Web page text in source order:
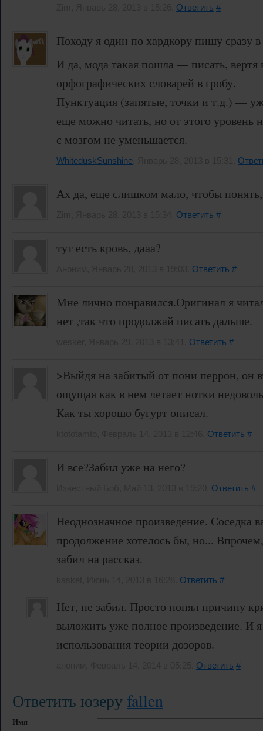
Ответить #
Походу я один по хардкору пишу сразу
И да, мода такая пошла — писать, вертя
орфографических словарей в гробу.
Пунктуация (запятые, точки и т.д.) —
еще можно читать, но от этого уровень
с мозгом не уменьшается.
WhiteduskSunshine
Ах да, еще слишком мало, чтобы
Ответить #
тут есть кровь, дааа?
Ответить #
Мне лично понравился.Оригинал я
нет ,так что продолжай писать дальше.
Ответить #
>Выйдя на забитый от пони перрон, он
ощущая как в нем летает нотки
Как ты хорошо бугурт описал.
Ответить #
И все?Забил уже на него?
Ответить #
Неоднозначное произведение. Соседка
продолжение хотелось бы, но...
забил на рассказ.
Ответить #
Нет, не забил. Просто понял причину
выложить уже полное произведение. И я
использования теории дозоров.
Ответить #
Ответить юзеруfallen
Имя